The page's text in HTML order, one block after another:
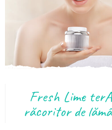
Fresh Lime
răcoritor de